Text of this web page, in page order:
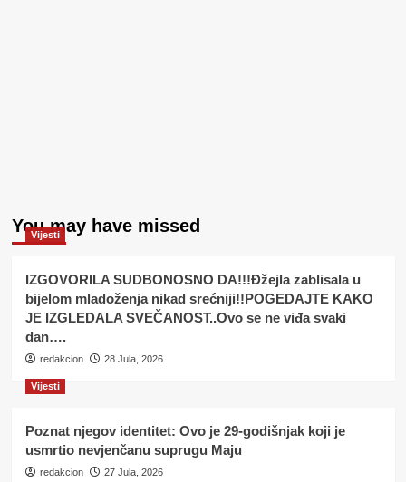
You may have missed
Vijesti
IZGOVORILA SUDBONOSNO DA!!!Đžejla zablisala u
bijelom mladoženja nikad srećniji!!POGEDAJTE KAKO
JE IZGLEDALA SVEČANOST..Ovo se ne viđa svaki
dan….
redakcion 28 Jula, 2026
Vijesti
Poznat njegov identitet: Ovo je 29-godišnjak koji je
usmrtio nevjenčanu suprugu Maju
redakcion 27 Jula, 2026